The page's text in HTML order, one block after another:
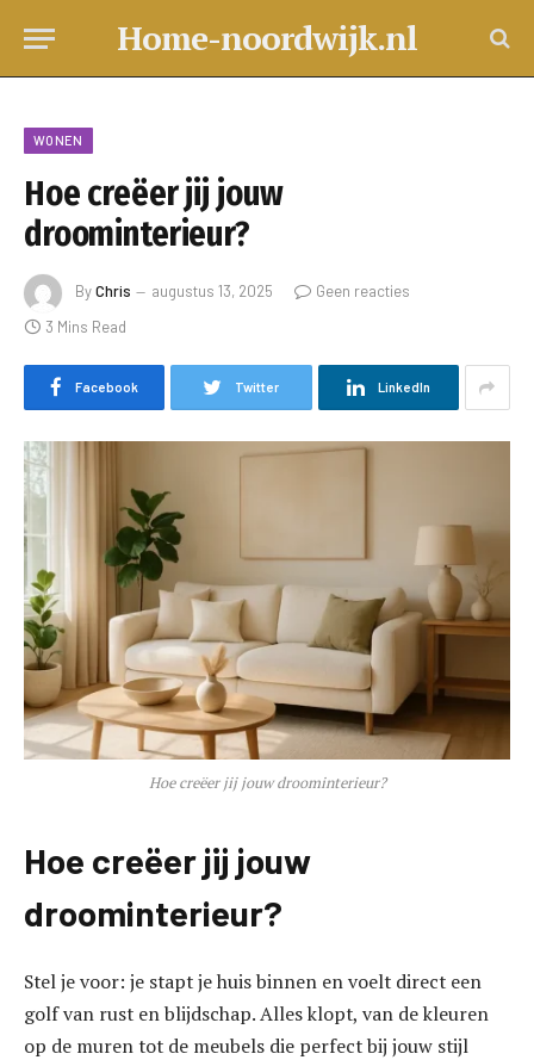
Home-noordwijk.nl
WONEN
Hoe creëer jij jouw
droominterieur?
ByChris augustus 13, 2025
Geen reacties
3 Mins Read
Facebook Twitter LinkedIn
Hoe creëer jij jouw droominterieur?
Hoe creëer jij jouw
droominterieur?
Stel je voor: je stapt je huis binnen en voelt direct een
golf van rust en blijdschap. Alles klopt, van de kleuren
op de muren tot de meubels die perfect bij jouw stijl